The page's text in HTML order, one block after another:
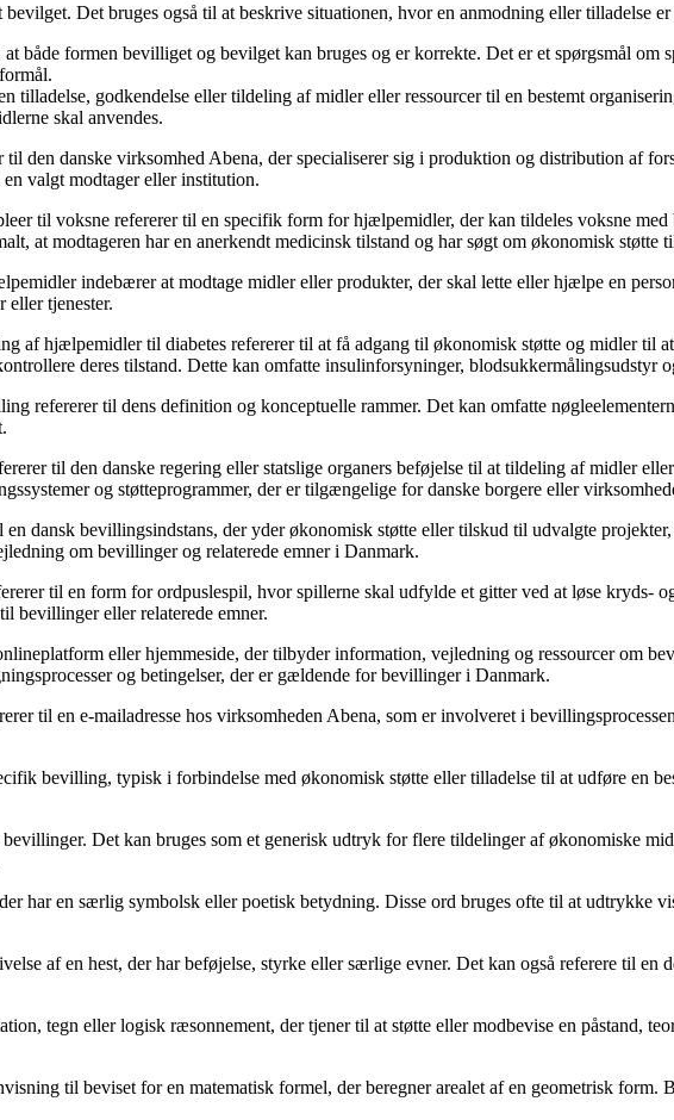
Det bruges også til at beskrive situationen, hvor en anmodning eller tilladelse
både formen bevilliget og bevilget kan bruges og er korrekte. Det er et spørgsmål
tilladelse, godkendelse eller tildeling af midler eller ressourcer til en bestemt
skal anvendes.
den danske virksomhed Abena, der specialiserer sig i produktion og distribution af
valgt modtager eller institution.
til voksne refererer til en specifik form for hjælpemidler, der kan tildeles voksne
at modtageren har en anerkendt medicinsk tilstand og har søgt om økonomisk støtte
indebærer at modtage midler eller produkter, der skal lette eller hjælpe en
eller tjenester.
af hjælpemidler til diabetes refererer til at få adgang til økonomisk støtte og midler til
deres tilstand. Dette kan omfatte insulinforsyninger, blodsukkermålingsudstyr
refererer til dens definition og konceptuelle rammer. Det kan omfatte
til den danske regering eller statslige organers beføjelse til at tildeling af midler
og støtteprogrammer, der er tilgængelige for danske borgere eller
dansk bevillingsindstans, der yder økonomisk støtte eller tilskud til udvalgte
om bevillinger og relaterede emner i Danmark.
til en form for ordpuslespil, hvor spillerne skal udfylde et gitter ved at løse kryds-
bevillinger eller relaterede emner.
eller hjemmeside, der tilbyder information, vejledning og ressourcer om
og betingelser, der er gældende for bevillinger i Danmark.
til en e-mailadresse hos virksomheden Abena, som er involveret i
bevilling, typisk i forbindelse med økonomisk støtte eller tilladelse til at udføre en
Det kan bruges som et generisk udtryk for flere tildelinger af økonomiske
har en særlig symbolsk eller poetisk betydning. Disse ord bruges ofte til at udtrykke
af en hest, der har beføjelse, styrke eller særlige evner. Det kan også referere til
tegn eller logisk ræsonnement, der tjener til at støtte eller modbevise en påstand,
til beviset for en matematisk formel, der beregner arealet af en geometrisk